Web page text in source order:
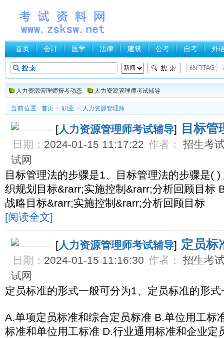
首页 会计 医学 法律 建筑 公考 自考 外
人力资源管理师报考动态 人力资源管理师考试辅导
当前位置: 首页 > 职业 > 人力资源管理师
[人力资源管理师考试辅导] 目标管
日期： 2024-01-15 11:17:22 作者：
招生考
试网
目标管理法的步骤是1、目标管理法的步骤是(
织规划目标&rarr;实施控制&rarr;分析回顾目标
战略目标&rarr;实施控制&rarr;分析回顾目标
[阅读全文]
[人力资源管理师考试辅导] 定员标
日期： 2024-01-15 11:16:30 作者：
招生考
试网
定员标准的形式一般可分为1、定员标准的形
A.单项定员标准和综合定员标准 B.单位用工标
标准和单位用工标准 D.行业通用标准和企业定